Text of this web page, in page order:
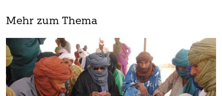
Mehr zum Thema